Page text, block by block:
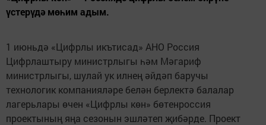
үстерүдә мөһим адым.
1 июньдә «Цифрлы икътисад» АНО Россия
Цифрлаштыру министрлыгы һәм Мәгариф
министрлыгы, шулай ук илнең әйдәп баручы
технологик компанияләре белән берлектә балалар
лагерьлары өчен «Цифрлы көн» бөтенроссия
проектының яңа сезонын эшләтеп җибәрде. Проект